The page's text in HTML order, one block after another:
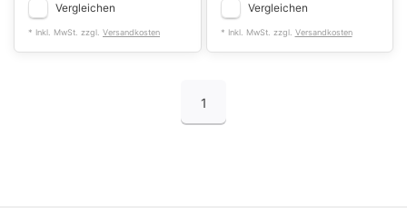
Vergleichen
* Inkl. MwSt. zzgl. Versandkosten
Vergleichen
* Inkl. MwSt. zzgl. Versandkosten
1